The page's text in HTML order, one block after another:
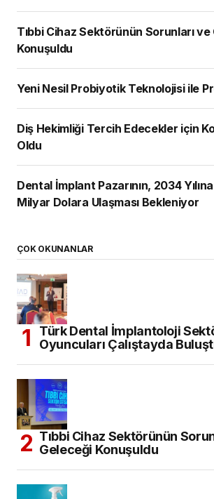
Tıbbi Cihaz Sektörünün Sorunları
Konuşuldu
Yeni Nesil Probiyotik Teknolojisi ile
Diş Hekimliği Tercih Edecekler için Kontenjanlar Belli
Oldu
Dental İmplant Pazarının, 2034
Milyar Dolara Ulaşması Bekleniyor
ÇOK OKUNANLAR
Türk Dental İmplantoloji
Oyuncuları Çalıştayda
Tıbbi Cihaz Sektörünün
Geleceği Konuşuldu